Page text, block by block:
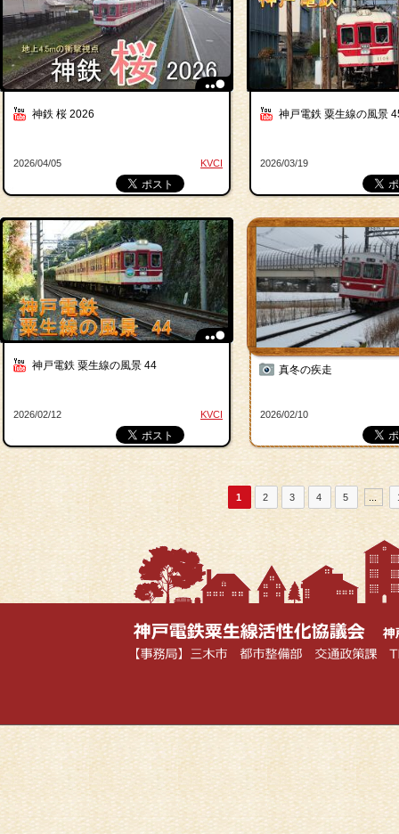
神鉄 桜 2026
KVCI
2026/04/05
神戸電鉄 粟生線の風景
2026/03/19
神戸電鉄 粟生線の風景 44
KVCI
2026/02/12
真冬の疾走
2026/02/10
1 2 3 4 5